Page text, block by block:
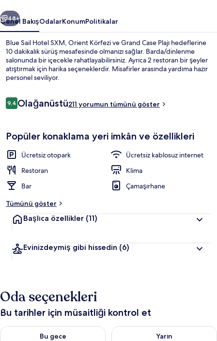
Sonraki
48+
Genel BakışOdalarKonumPolitikalar
Blue Sail Hotel SXM, Orient Körfezi ve Grand Case Plajı hedeflerine
10 dakikalık sürüş mesafesinde olmanızı sağlar. Barda/dinlenme
salonunda bir içecekle rahatlayabilirsiniz. Ayrıca 2 restoran bir şeyler
atıştırmak için harika seçeneklerdir. Misafirler arasında yardıma hazır
personel seviliyor.
Yorumlar
9,49,4/10
Olağanüstü211 yorumun tümünü göster
Popüler konaklama yeri imkân ve özellikleri
Ücretsiz otopark
Ücretsiz kablosuz internet
Restoran
Klima
Bar
Çamaşırhane
Tümünü göster
Başlıca özellikler (11)
Evinizdeymiş gibi hissedin (6)
Oda seçenekleri
Bu tarihler için müsaitliği kontrol et
Bu gece
Bu gece için müsaitliği kontrol et Ağu 5 - Ağu 6
Yarın
Yarın için müsaitliği kontrol